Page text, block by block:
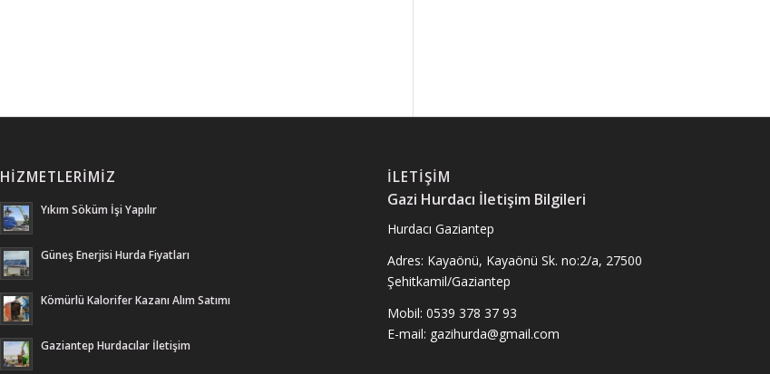
HIZMETLERIMIZ
Yıkım Söküm İşi Yapılır
Güneş Enerjisi Hurda Fiyatları
Kömürlü Kalorifer Kazanı Alım Satımı
Gaziantep Hurdacılar İletişim
İLETIŞIM
Gazi Hurdacı İletişim Bilgileri
Hurdacı Gaziantep
Adres: Kayaönü, Kayaönü Sk. no:2/a, 27500
Şehitkamil/Gaziantep
Mobil: 0539 378 37 93
E-mail: gazihurda@gmail.com